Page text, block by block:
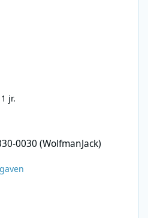
jr.
0030 (WolfmanJack)